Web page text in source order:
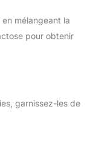
mélangeant la
pour obtenir
garnissez-les de